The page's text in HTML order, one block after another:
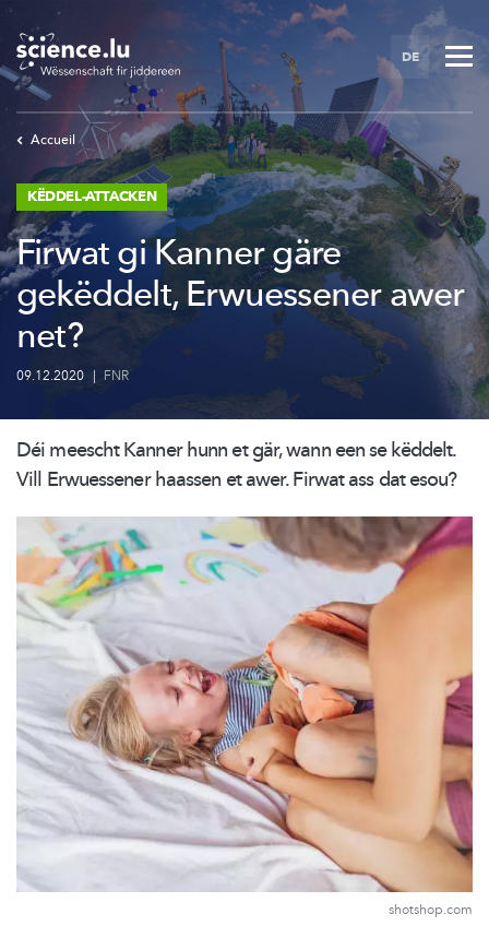
Skip
main
content
DE
Accueil
KËDDEL-ATTACKEN
Firwat gi Kanner gäre
gekëddelt, Erwuessener awer
net?
09.12.2020 | FNR
Déi meescht Kanner hunn et gär, wann een se këddelt.
Vill Erwuessener haassen et awer. Firwat ass dat esou?
shotshop.com